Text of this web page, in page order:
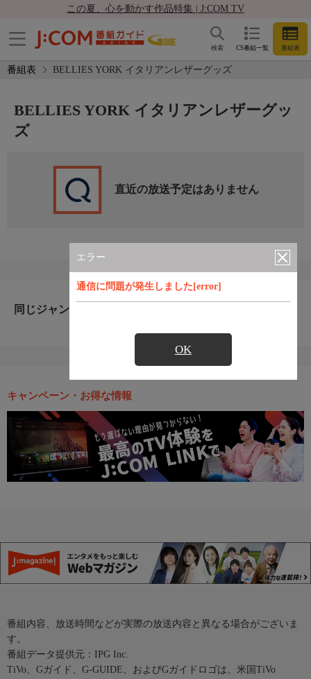
この夏、心を動かす作品特集 | J:COM TV
CS番組一覧 番組表
検索
番組表 BELLIES YORK イタリアンレザーグッズ
エラー
通信に問題が発生しました[error]
OK
BELLIES YORK イタリアンレザーグッ
ズ
直近の放送予定はありません
同じジャンルのおすすめ番組
キャンペーン・お得な情報
番組内容、放送時間などが実際の放送内容と異なる場合がございま
す。
番組データ提供元：IPG Inc.
TiVo、Gガイド、G-GUIDE、およびGガイドロゴは、米国TiVo